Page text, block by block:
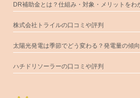
DR補助金とは？仕組み・対象・メリットをわ
株式会社トライルの口コミや評判
太陽光発電は季節でどう変わる？発電量の傾
ハチドリソーラーの口コミや評判